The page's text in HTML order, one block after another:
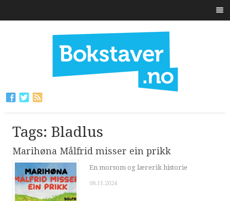
Tags: Bladlus
Marihøna Målfrid misser ein prikk
En morsom og lærerik historie
08.11.2024